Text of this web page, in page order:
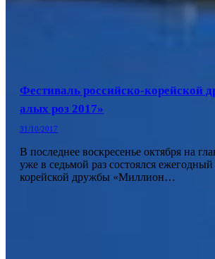
Фестиваль российско-корейской
алых роз 2017»
31/10/2017
В последнее воскресенье октября на
уже в седьмой раз состоялся
корейской дружбы «Миллион…